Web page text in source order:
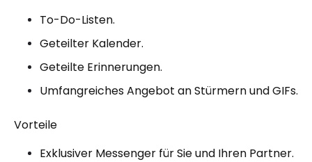
To-Do-Listen.
Geteilter Kalender.
Geteilte Erinnerungen.
Umfangreiches Angebot an Stürmern und GIFs.
Vorteile
Exklusiver Messenger für Sie und Ihren Partner.